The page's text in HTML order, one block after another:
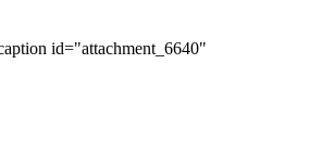
id="attachment_6640"